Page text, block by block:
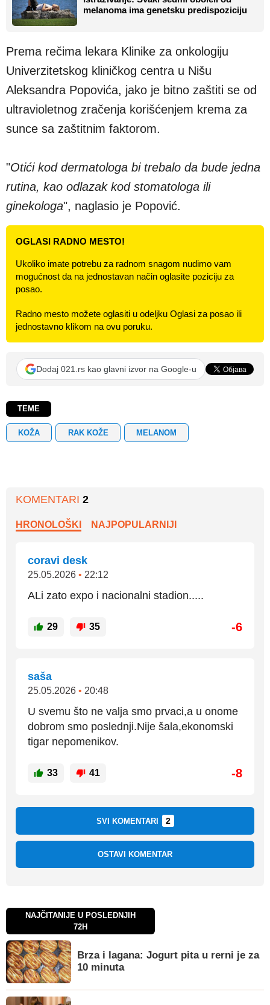
melanoma ima genetsku predispoziciju
Prema rečima lekara Klinike za onkologiju
Univerzitetskog kliničkog centra u Nišu
Aleksandra Popovića, jako je bitno zaštiti se od
ultravioletnog zračenja korišćenjem krema za
sunce sa zaštitnim faktorom.
"Otići kod dermatologa bi trebalo da bude jedna
rutina, kao odlazak kod stomatologa ili
ginekologa", naglasio je Popović.
OGLASI RADNO MESTO!
Ukoliko imate potrebu za radnom snagom nudimo vam
mogućnost da na jednostavan način oglasite poziciju za
posao.
Radno mesto možete oglasiti u odeljku Oglasi za posao ili
jednostavno klikom na ovu poruku.
Dodaj 021.rs kao glavni izvor na Google-u
TEME
KOŽA RAK KOŽE MELANOM
KOMENTARI 2
HRONOLOŠKI NAJPOPULARNIJI
coravi desk
25.05.2026 • 22:12
ALi zato expo i nacionalni stadion.....
29 35 -6
saša
25.05.2026 • 20:48
U svemu što ne valja smo prvaci,a u onome
dobrom smo poslednji.Nije šala,ekonomski
tigar nepomenikov.
33 41 -8
SVI KOMENTARI 2
OSTAVI KOMENTAR
NAJČITANIJE U POSLEDNJIH
72H
Brza i lagana: Jogurt pita u rerni je za
10 minuta